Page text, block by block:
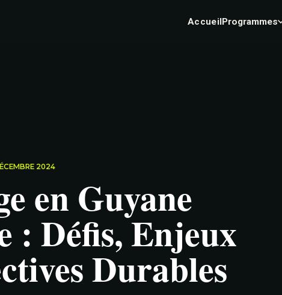
AccueilProgrammes
2024
en Guyane
: Défis, Enjeux
Durables